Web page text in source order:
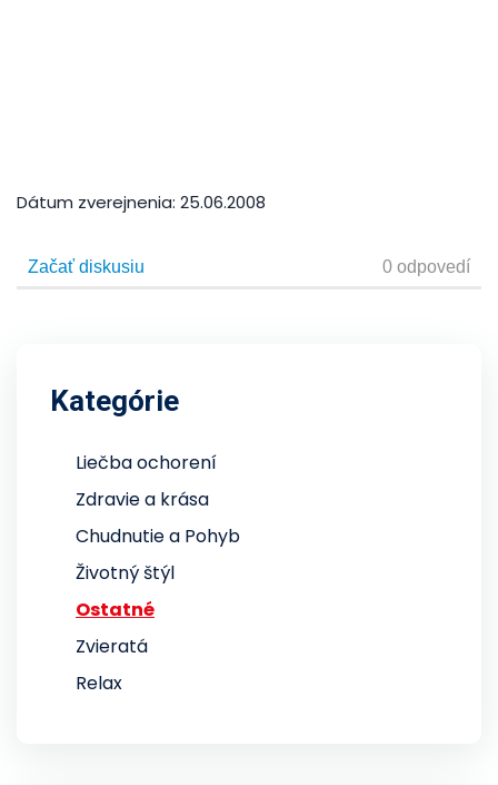
Dátum zverejnenia: 25.06.2008
Kategórie
Liečba ochorení
Zdravie a krása
Chudnutie a Pohyb
Životný štýl
Ostatné
Zvieratá
Relax